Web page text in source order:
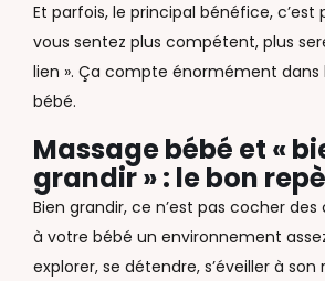
Et parfois, le principal bénéfice, c’est
vous sentez plus compétent, plus
lien ». Ça compte énormément
bébé.
Massage bébé et «
grandir » : le bon
Bien grandir, ce n’est pas cocher des
à votre bébé un environnement
explorer, se détendre, s’éveiller à son